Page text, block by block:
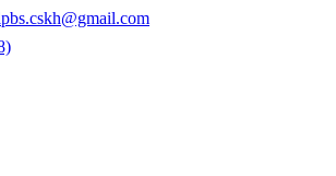
pbs.cskh@gmail.com